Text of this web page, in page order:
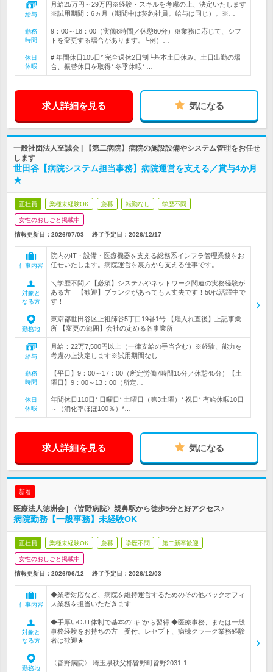
給与
月給25万円～29万円※経験・スキルを考慮の上、決定いたします
※試用期間：6ヵ月（期間中は契約社員。給与は同じ）。※…
勤務
時間
9：00～18：00（実働8時間／休憩60分）※業務に応じて、シフ
トを変更する場合があります。└例）…
休日
休暇
# 年間休日105日* 完全週休2日制└基本土日休み。土日出勤の場
合、振替休日を取得* 冬季休暇* …
求人詳細を見る 気になる
一般社団法人至誠会 | 【第二病院】病院の施設設備やシステム管理をお任せ
します
世田谷【病院システム担当事務】病院運営を支える／賞与4か月
★
正社員 業種未経験OK 急募 転勤なし 学歴不問
女性のおしごと掲載中
情報更新日：2026/07/03 終了予定日： 2026/12/17
仕事内容
院内のIT・設備・医療機器を支える総務系インフラ管理業務をお
任せいたします。病院運営を裏方から支える仕事です。
対象と
なる方
＼学歴不問／【必須】システムやネットワーク関連の実務経験が
ある方 【歓迎】ブランクがあっても大丈夫です！50代活躍中で
す！
勤務地
東京都世田谷区上祖師谷5丁目19番1号 【雇入れ直後】上記事業
所 【変更の範囲】会社の定める各事業所
給与
月給：22万7,500円以上（一律支給の手当含む）※経験、能力を
考慮の上決定します※試用期間なし
勤務
時間
【平日】9：00～17：00（所定労働7時間15分／休憩45分）【土
曜日】9：00～13：00（所定…
休日
休暇
年間休日110日* 日曜日* 土曜日（第3土曜）* 祝日* 有給休暇10日
～（消化率ほぼ100％）*…
求人詳細を見る 気になる
新着
医療法人徳洲会 | 〈皆野病院〉親鼻駅から徒歩5分と好アクセス♪
病院勤務【一般事務】未経験OK
正社員 業種未経験OK 急募 学歴不問 第二新卒歓迎
女性のおしごと掲載中
情報更新日：2026/06/12 終了予定日： 2026/12/03
仕事内容
◆業者対応など、病院を維持運営するためのその他バックオフィ
ス業務を担当いただきます
対象と
なる方
◆手厚いOJT体制で基本の‘’キ’’から習得 ◆医療事務、または一般
事務経験をお持ちの方 受付、レセプト、病棟クラーク業務経験
者は歓迎★
勤務地
〈皆野病院〉 埼玉県秩父郡皆野町皆野2031-1